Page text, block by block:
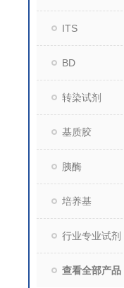
ITS
BD
转染试剂
基质胶
胰酶
培养基
行业专业试剂
查看全部产品